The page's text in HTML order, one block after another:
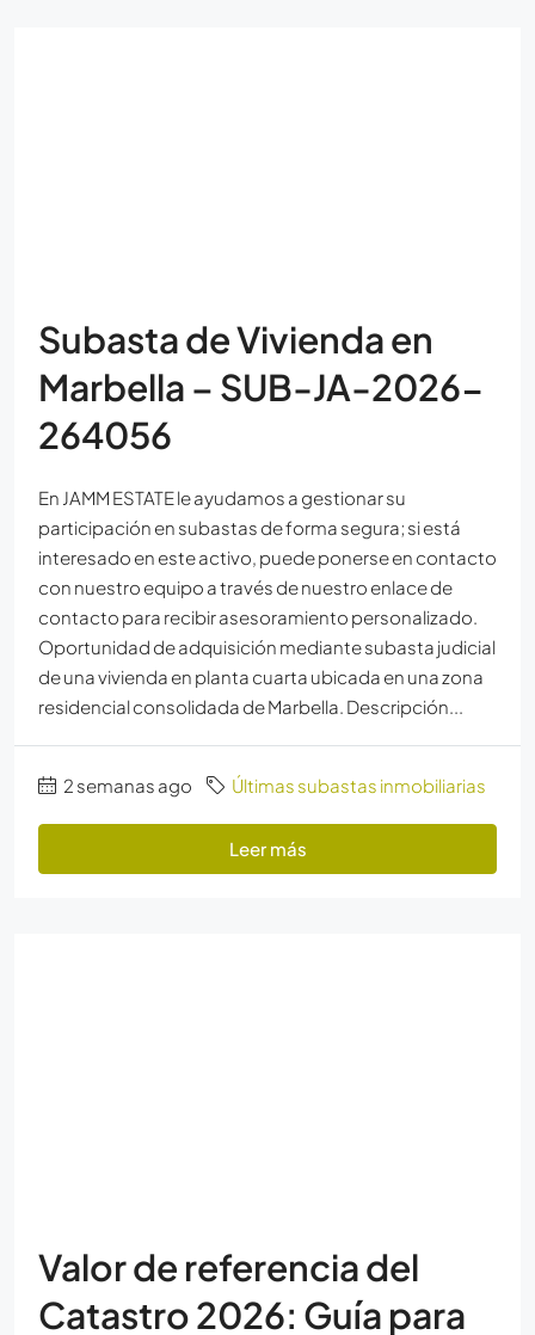
Subasta de Vivienda en
Marbella – SUB-JA-2026-
264056
En JAMM ESTATE le ayudamos a gestionar su
participación en subastas de forma segura; si está
interesado en este activo, puede ponerse en contacto
con nuestro equipo a través de nuestro enlace de
contacto para recibir asesoramiento personalizado.
Oportunidad de adquisición mediante subasta judicial
de una vivienda en planta cuarta ubicada en una zona
residencial consolidada de Marbella. Descripción...
2 semanas ago Últimas subastas inmobiliarias
Leer más
Valor de referencia del
Catastro 2026: Guía para